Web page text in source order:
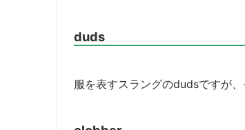
duds
服を表すスラングのdudsですが